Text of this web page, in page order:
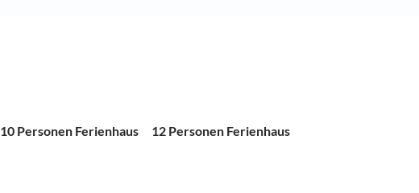
10 Personen Ferienhaus 12 Personen Ferienhaus